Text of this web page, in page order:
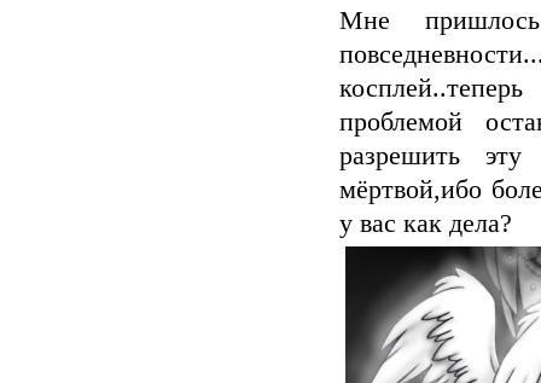
Мне
проблемой
разрешить
мёртвой,ибо
у вас как дела?